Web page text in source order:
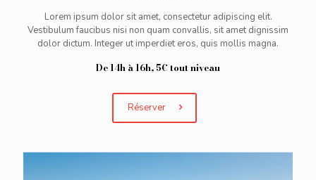
Lorem ipsum dolor sit amet, consectetur adipiscing elit.
Vestibulum faucibus nisi non quam convallis, sit amet dignissim
dolor dictum. Integer ut imperdiet eros, quis mollis magna.
De 14h à 16h, 5€ tout niveau
Réserver